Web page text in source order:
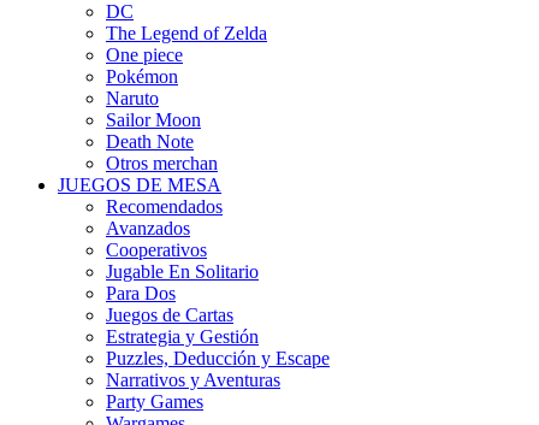
DC
The Legend of Zelda
One piece
Pokémon
Naruto
Sailor Moon
Death Note
Otros merchan
JUEGOS DE MESA
Recomendados
Avanzados
Cooperativos
Jugable En Solitario
Para Dos
Juegos de Cartas
Estrategia y Gestión
Puzzles, Deducción y Escape
Narrativos y Aventuras
Party Games